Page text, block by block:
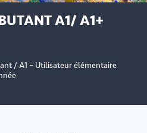
A1/ A1+
/ A1 – Utilisateur élémentaire